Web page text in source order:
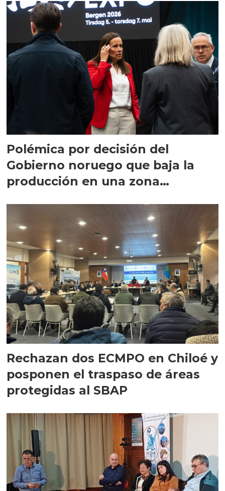
Polémica por decisión del
Gobierno noruego que baja la
producción en una zona
Rechazan dos ECMPO en Chiloé y
posponen el traspaso de áreas
protegidas al SBAP